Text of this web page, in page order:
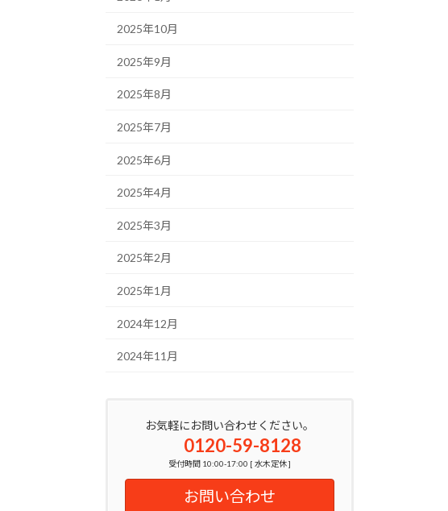
2025年10月
2025年9月
2025年8月
2025年7月
2025年6月
2025年4月
2025年3月
2025年2月
2025年1月
2024年12月
2024年11月
お気軽にお問い合わせください。
0120-59-8128
受付時間 10:00-17:00 [ 水木定休 ]
お問い合わせ